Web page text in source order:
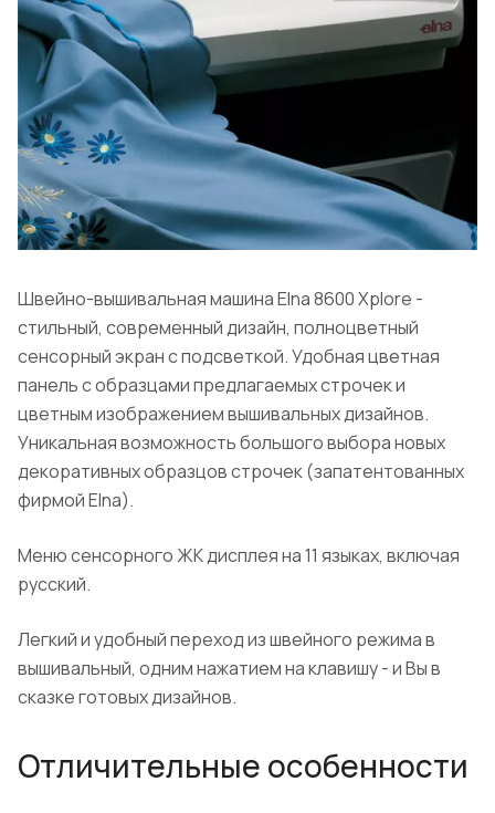
Швейно-вышивальная машина Elna 8600 Xplore -
стильный, современный дизайн, полноцветный
сенсорный экран с подсветкой. Удобная цветная
панель с образцами предлагаемых строчек и
цветным изображением вышивальных дизайнов.
Уникальная возможность большого выбора новых
декоративных образцов строчек (запатентованных
фирмой Elna).
Меню сенсорного ЖК дисплея на 11 языках, включая
русский.
Легкий и удобный переход из швейного режима в
вышивальный, одним нажатием на клавишу - и Вы в
сказке готовых дизайнов.
Отличительные особенности